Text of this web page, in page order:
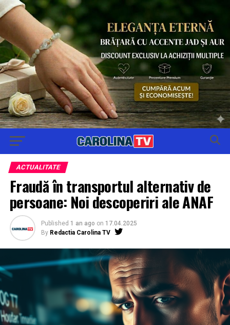
ACTUALITATE
Fraudă în transportul alternativ de
persoane: Noi descoperiri ale ANAF
Published 1 an ago on 17.04.2025
By Redactia Carolina TV